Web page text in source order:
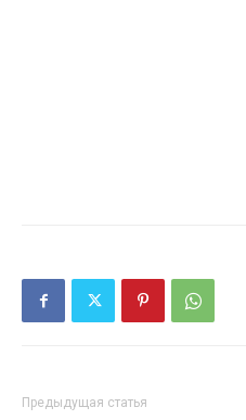
Предыдущая статья